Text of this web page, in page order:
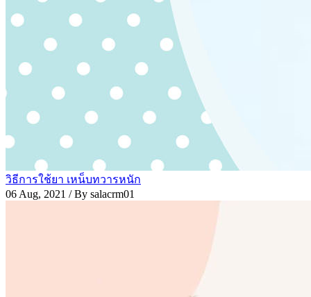
วิธีการใช้ยา เหน็บทวารหนัก
06 Aug, 2021 / By salacrm01